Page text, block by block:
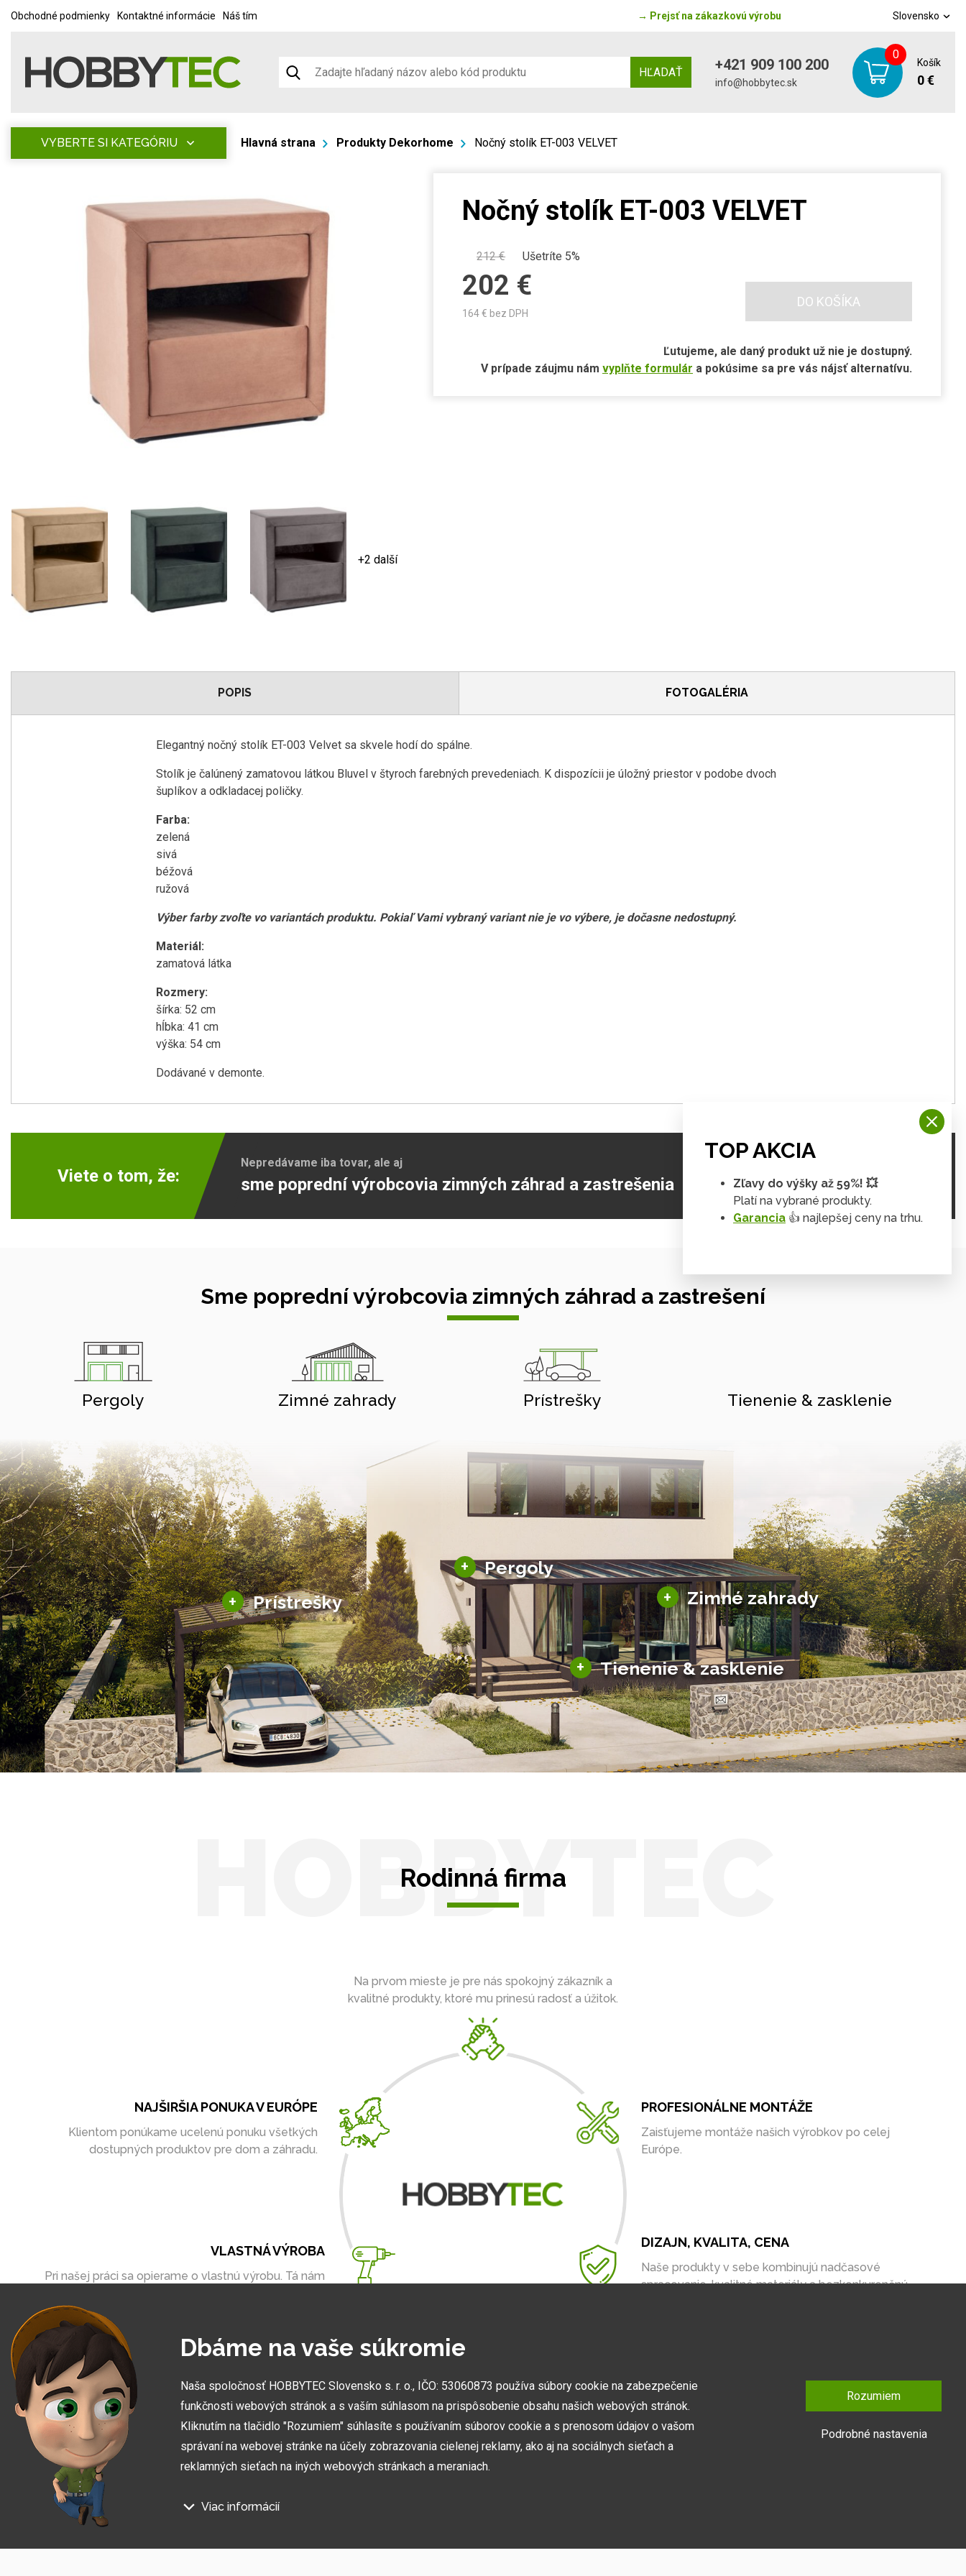
Obchodné podmienky Kontaktné informácie Náš tím → Prejsť na zákazkovú výrobu Slovensko
HĽADAŤ +421 909 100 200
info@hobbytec.sk
0
Košík
0 €
VYBERTE SI KATEGÓRIU Hlavná strana Produkty Dekorhome Nočný stolík ET-003 VELVET
+2 další
Nočný stolík ET-003 VELVET
212€ Ušetríte 5%
202 €
164€ bez DPH
DO KOŠÍKA
Ľutujeme, ale daný produkt už nie je dostupný.
V prípade záujmu nám vyplňte formulár a pokúsime sa pre vás nájsť alternatívu.
POPIS FOTOGALÉRIA
Elegantný nočný stolík ET-003 Velvet sa skvele hodí do spálne.
Stolík je čalúnený zamatovou látkou Bluvel v štyroch farebných prevedeniach. K dispozícii je úložný priestor v podobe dvoch
šuplíkov a odkladacej poličky.
Farba:
zelená
sivá
béžová
ružová
Výber farby zvoľte vo variantách produktu. Pokiaľ Vami vybraný variant nie je vo výbere, je dočasne nedostupný.
Materiál:
zamatová látka
Rozmery:
šírka: 52 cm
hĺbka: 41 cm
výška: 54 cm
Dodávané v demonte.
Viete o tom, že:
Nepredávame iba tovar, ale aj
sme poprední výrobcovia zimných záhrad a zastrešenia ZJISTIŤ VIAC
Sme poprední výrobcovia zimných záhrad a zastrešení
Pergoly Zimné zahrady Prístrešky Tienenie & zasklenie
+ Pergoly
Hliníkové pergoly
Bioklimatické pergoly
Altány a zastrešenie
Solárne pergoly
+ Zimné zahrady
Sezónne zimné záhrady
Hliníkové zimné záhrady
Posuvné zimné záhrady
Solárne zimné záhrady
+ Prístrešky
Hliníkové prístrešky
Solárne prístrešky pre auto
+ Tienenie & zasklenie
Tienenie
Zasklenie
HOBBYTEC
Rodinná firma
Na prvom mieste je pre nás spokojný zákazník a
kvalitné produkty, ktoré mu prinesú radosť a úžitok.
PROFESIONÁLNE MONTÁŽE
Zaisťujeme montáže našich výrobkov po celej
Európe.
DIZAJN, KVALITA, CENA
Naše produkty v sebe kombinujú nadčasové
spracovanie, kvalitné materiály a bezkonkurenčnú
NAJVÄČŠIE SHOWROOMY
Vytvorili sme najväčšie ukážkové centrá svojho druhu
v ČR a SK. Nájdete nás v Prahe a Prešove.
VLASTNÁ VÝROBA
Pri našej práci sa opierame o vlastnú výrobu. Tá nám
NAJŠIRŠIA PONUKA V EURÓPE
Klientom ponúkame ucelenú ponuku všetkých
dostupných produktov pre dom a záhradu.
Prihláste sa na odber informácií, akcií, noviniek
TOP AKCIA
Zľavy do výšky až 59%! 💥
Platí na vybrané produkty.
Garancia 👍 najlepšej ceny na trhu.
Dbáme na vaše súkromie
Naša spoločnosť HOBBYTEC Slovensko s. r. o., IČO: 53060873 používa súbory cookie na zabezpečenie
funkčnosti webových stránok a s vaším súhlasom na prispôsobenie obsahu našich webových stránok.
Kliknutím na tlačidlo "Rozumiem" súhlasíte s používaním súborov cookie a s prenosom údajov o vašom
správaní na webovej stránke na účely zobrazovania cielenej reklamy, ako aj na sociálnych sieťach a
reklamných sieťach na iných webových stránkach a meraniach.
Viac informácií
Rozumiem
Podrobné nastavenia